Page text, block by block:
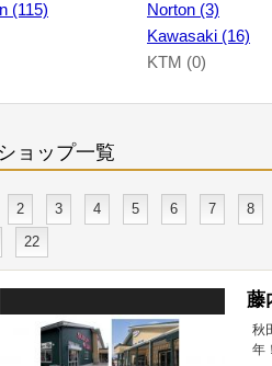
(115)
Norton (3)
Kawasaki (16)
KTM (0)
ショップ一覧
2 3 4 5 6 7 8
22
藤
秋
年